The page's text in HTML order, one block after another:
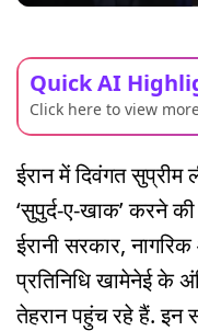
Quick AI
Click here to view
ईरान में दिवंगत
‘सुपुर्द-ए-खाक’ करने
ईरानी सरकार,
प्रतिनिधि खामेनेई के
तेहरान पहुंच रहे हैं. इन